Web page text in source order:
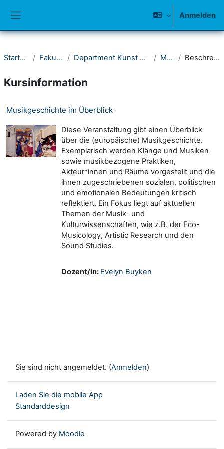
Anmelden
Startseite Fakultät II Department Kunst und Musik Musik Beschreibung
Kursinformation
Musikgeschichte im Überblick
Diese Veranstaltung gibt einen Überblick
über die (europäische) Musikgeschichte.
Exemplarisch werden Klänge und Musiken
sowie musikbezogene Praktiken,
Akteur*innen und Räume vorgestellt und die
ihnen zugeschriebenen sozialen, politischen
und emotionalen Bedeutungen kritisch
reflektiert. Ein Fokus liegt auf aktuellen
Themen der Musik- und
Kulturwissenschaften, wie z.B. der Eco-
Musicology, Artistic Research und den
Sound Studies.
Dozent/in: Evelyn Buyken
Sie sind nicht angemeldet. (Anmelden)
Laden Sie die mobile App
Standarddesign
Powered by Moodle